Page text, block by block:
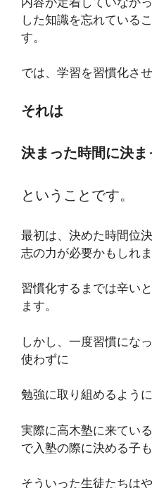
した知識を忘れている
す。
では、学習を習慣化さ
それは
決まった時間に決
ということです。
最初は、決めた時間位
志の力が必要かもしれま
習慣化するまでは辛い
ます。
しかし、一度習慣にな
使わずに
勉強に取り組めるように
実際に高木塾に来てい
で入塾の際に決める子も
そういった生徒たちは